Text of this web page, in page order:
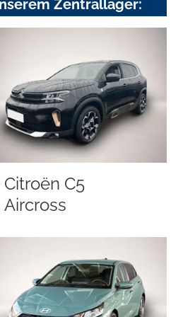
Zentrallager:
Citroën C5
Aircross